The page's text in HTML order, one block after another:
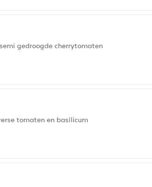
gedroogde cherrytomaten
tomaten en basilicum